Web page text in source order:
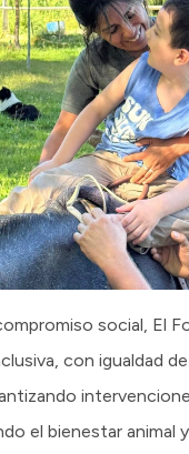
social, El
con igualdad
el bienestar animal